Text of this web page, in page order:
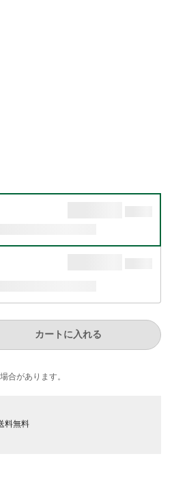
カートに入れる
合が​あります。
料無料